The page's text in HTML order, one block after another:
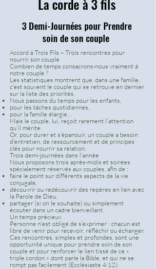
La corde à 3 fils
3 Demi-Journées pour Prendre
soin de son couple
Accord à Trois Fils – Trois rencontres pour
nourrir son couple
Combien de temps consacrons-nous vraiment à
notre couple ?
Les statistiques montrent que, dans une famille,
c’est souvent le couple qui se retrouve en dernier
sur la liste des priorités.
Nous passons du temps pour les enfants,
pour les tâches quotidiennes,
pour la famille élargie…
Mais le couple, lui, reçoit rarement l’attention
qu’il mérite.
Or, pour durer et s’épanouir, un couple a besoin
d’entretien, de ressourcement et de principes
clés pour nourrir sa relation.
Trois demi-journées dans l’année
Nous proposons trois après-midis et soirées
spécialement réservés aux couples, afin de :
faire le point sur différents aspects de la vie
conjugale,
découvrir ou redécouvrir des repères en lien avec
la Parole de Dieu,
partager (si on le souhaite) ou simplement
écouter dans un cadre bienveillant.
Un temps précieux
Personne n’est obligé de s’exprimer : chacun est
libre de venir pour recevoir, réfléchir ou échanger.
Ces rencontres, simples et profondes, sont une
opportunité unique pour prendre soin de son
couple et pour renforcer le lien tissé de ce «
triple cordon » dont parle la Bible, et qui ne se
rompt pas facilement (Ecclésiaste 4:12).